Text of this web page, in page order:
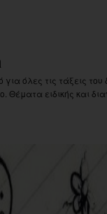
για όλες τις τάξεις
Θέματα ειδικής και